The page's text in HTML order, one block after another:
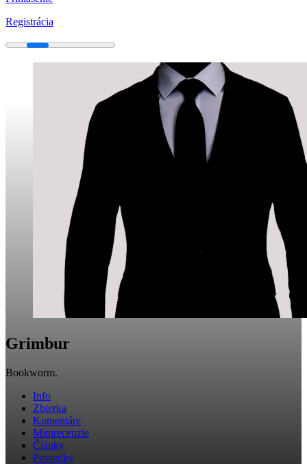
Registrácia
Grimbur
Bookworm.
Info
Zbierka
Komentáre
Minirecenzie
Články
Poviedky